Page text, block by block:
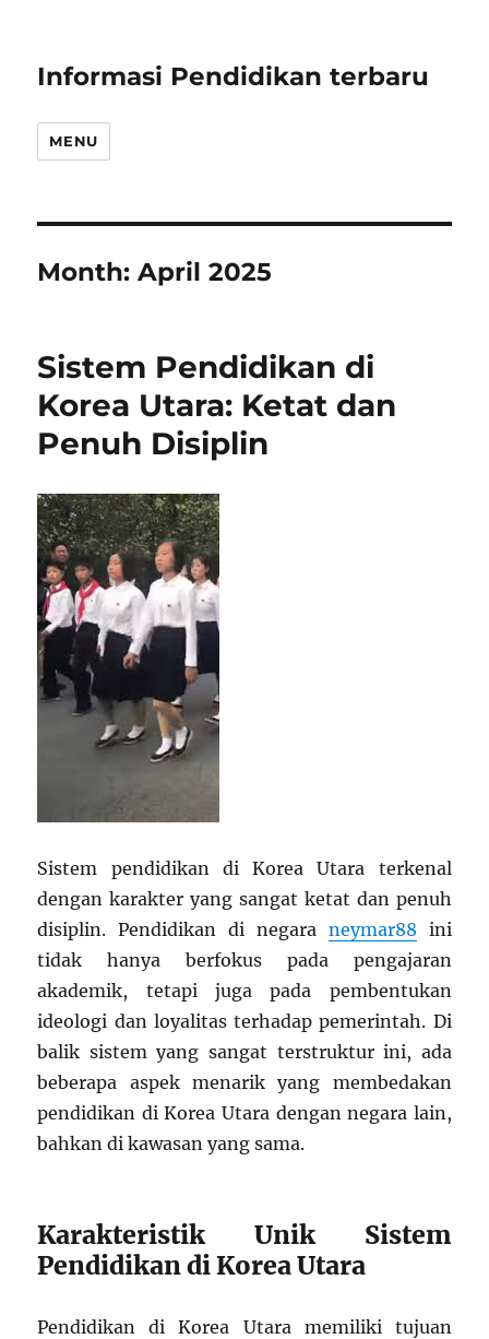
Informasi Pendidikan terbaru
MENU
Month:April 2025
Sistem Pendidikan di
Korea Utara: Ketat dan
Penuh Disiplin
Sistem pendidikan di Korea Utara terkenal
dengan karakter yang sangat ketat dan penuh
disiplin. Pendidikan di negara neymar88 ini
tidak hanya berfokus pada pengajaran
akademik, tetapi juga pada pembentukan
ideologi dan loyalitas terhadap pemerintah. Di
balik sistem yang sangat terstruktur ini, ada
beberapa aspek menarik yang membedakan
pendidikan di Korea Utara dengan negara lain,
bahkan di kawasan yang sama.
Karakteristik Unik Sistem
Pendidikan di Korea Utara
Pendidikan di Korea Utara memiliki tujuan